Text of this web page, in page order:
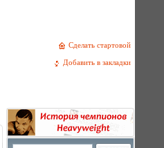
Сделать стартовой
Добавить в закладки